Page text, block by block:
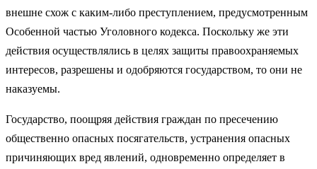
внешне схож с каким-либо преступлением, предусмотренным
Особенной частью Уголовного кодекса. Поскольку же эти
действия осуществлялись в целях защиты правоохраняемых
интересов, разрешены и одобряются государством, то они не
наказуемы.
Государство, поощряя действия граждан по пресечению
общественно опасных посягательств, устранения опасных
причиняющих вред явлений, одновременно определяет в